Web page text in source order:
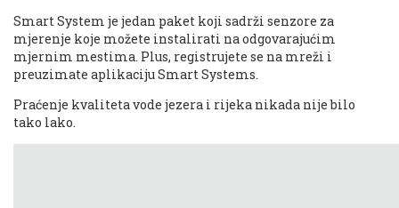
Smart System je jedan paket koji sadrži senzore za
mjerenje koje možete instalirati na odgovarajućim
mjernim mestima. Plus, registrujete se na mreži i
preuzimate aplikaciju Smart Systems.
Praćenje kvaliteta vode jezera i rijeka nikada nije bilo
tako lako.